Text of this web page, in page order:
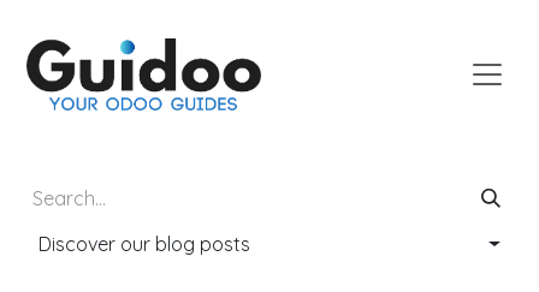
Discover our blog posts